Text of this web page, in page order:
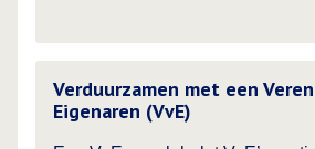
Verduurzamen met een
Eigenaren (VvE)